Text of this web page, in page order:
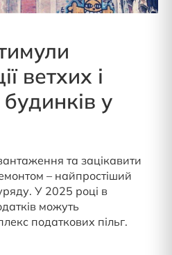
ветхих і
у
та зацікавити
– найпростіший
У 2025 році в
можуть
податкових пільг.